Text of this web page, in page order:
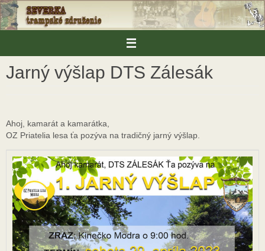
Skip
to
content
Jarný výšlap DTS Zálesák
Ahoj, kamarát a kamarátka,
OZ Priatelia lesa ťa pozýva na tradičný jarný výšlap.